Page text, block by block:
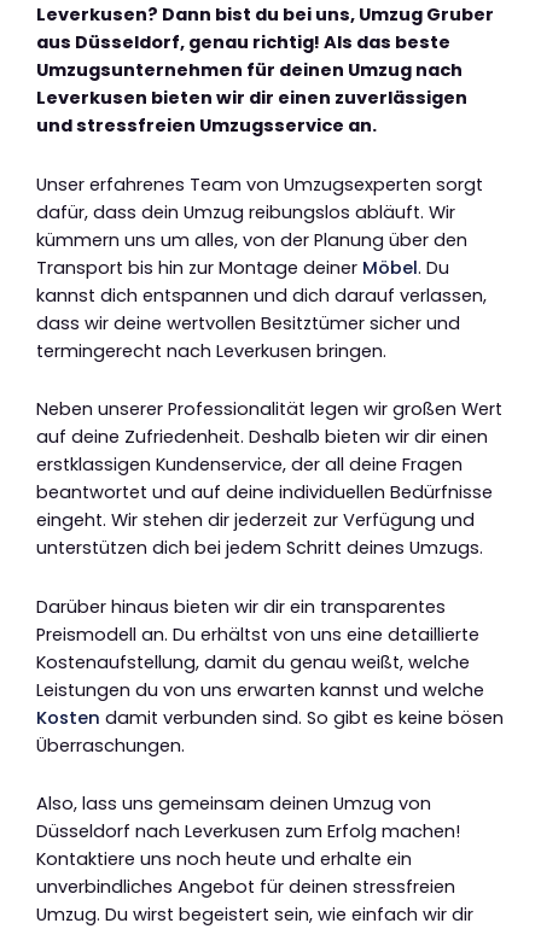
Leverkusen? Dann bist du bei uns, Umzug Gruber
aus Düsseldorf, genau richtig! Als das beste
Umzugsunternehmen für deinen Umzug nach
Leverkusen bieten wir dir einen zuverlässigen
und stressfreien Umzugsservice an.
Unser erfahrenes Team von Umzugsexperten sorgt
dafür, dass dein Umzug reibungslos abläuft. Wir
kümmern uns um alles, von der Planung über den
Transport bis hin zur Montage deiner Möbel. Du
kannst dich entspannen und dich darauf verlassen,
dass wir deine wertvollen Besitztümer sicher und
termingerecht nach Leverkusen bringen.
Neben unserer Professionalität legen wir großen Wert
auf deine Zufriedenheit. Deshalb bieten wir dir einen
erstklassigen Kundenservice, der all deine Fragen
beantwortet und auf deine individuellen Bedürfnisse
eingeht. Wir stehen dir jederzeit zur Verfügung und
unterstützen dich bei jedem Schritt deines Umzugs.
Darüber hinaus bieten wir dir ein transparentes
Preismodell an. Du erhältst von uns eine detaillierte
Kostenaufstellung, damit du genau weißt, welche
Leistungen du von uns erwarten kannst und welche
Kosten damit verbunden sind. So gibt es keine bösen
Überraschungen.
Also, lass uns gemeinsam deinen Umzug von
Düsseldorf nach Leverkusen zum Erfolg machen!
Kontaktiere uns noch heute und erhalte ein
unverbindliches Angebot für deinen stressfreien
Umzug. Du wirst begeistert sein, wie einfach wir dir